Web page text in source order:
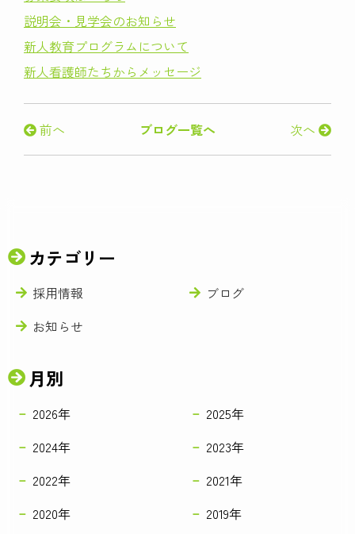
説明会・見学会のお知らせ
新人教育プログラムについて
新人看護師たちからメッセージ
前へ 次へ
ブログ一覧へ
カテゴリー
採用情報
ブログ
お知らせ
月別
2026年
2025年
2024年
2023年
2022年
2021年
2020年
2019年